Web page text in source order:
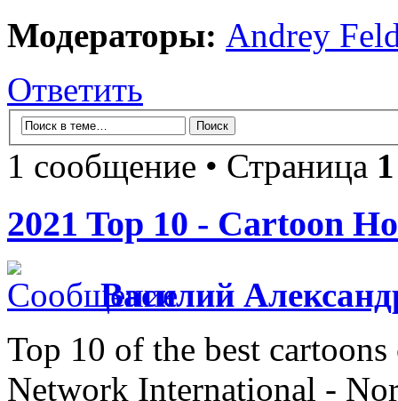
Модераторы: Andrey
Ответить
1 сообщение • Страница 1
2021 Top 10 - Cartoon
Василий
Top 10 of the best
Network International -